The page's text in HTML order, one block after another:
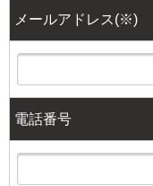
メールアドレス(※)
電話番号